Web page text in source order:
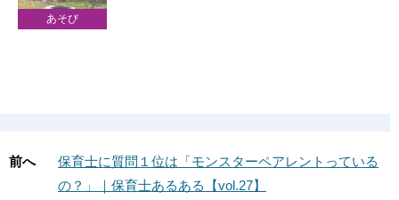
あそび
前へ
保育士に質問１位は「モンスターペアレントっている
の？」｜保育士あるある【vol.27】